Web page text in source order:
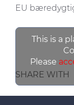
EU
SHARE WITH
This is a
Please